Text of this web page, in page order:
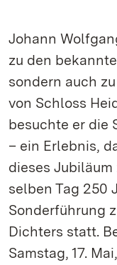
Johann
zu den
sondern auch
von Schloss
besuchte er die
– ein Erlebnis,
dieses
selben Tag 250
Sonderführung
Dichters statt.
Samstag, 17.